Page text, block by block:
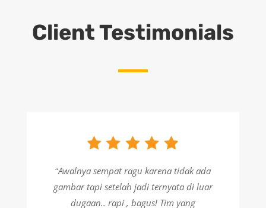
Client Testimonials
“Awalnya sempat ragu karena tidak ada
gambar tapi setelah jadi ternyata di luar
dugaan.. rapi , bagus! Tim yang